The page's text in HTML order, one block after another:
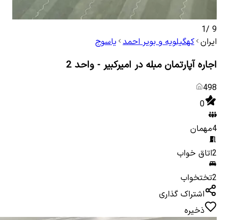
9
/
1
ایران کهگیلویه و بویر احمد یاسوج
اجاره آپارتمان مبله در امیرکبیر - واحد 2
498
0
4مهمان
2اتاق خواب
2تختخواب
اشتراک گذاری
ذخیره